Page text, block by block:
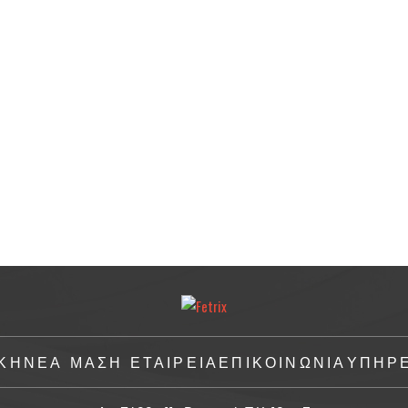
ΝΈΑ ΜΑΣΗ ΕΤΑΙΡΕΙΑΕΠΙΚΟΙΝΩΝΙΑ